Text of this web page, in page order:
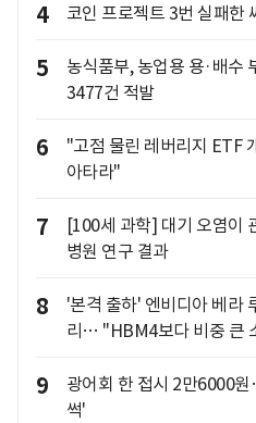
4 코인 프로젝트 3번 실패한
5
농식품부, 농업용 용·배수
3477건 적발
6
"고점 물린 레버리지 ETF
아타라"
7
[100세 과학] 대기 오염이
병원 연구 결과
8
'본격 출하' 엔비디아 베라
리… "HBM4보다 비중 큰
9
광어회 한 접시 2만6000
썩'